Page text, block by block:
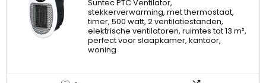
Suntec PTC Ventilator,
stekkerverwarming, met thermostaat,
timer, 500 watt, 2 ventilatiestanden,
elektrische ventilatoren, ruimtes tot 13 m²,
perfect voor slaapkamer, kantoor,
woning